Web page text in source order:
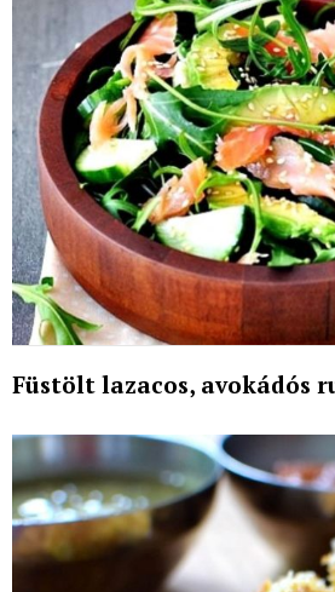
Füstölt lazacos, avokádós